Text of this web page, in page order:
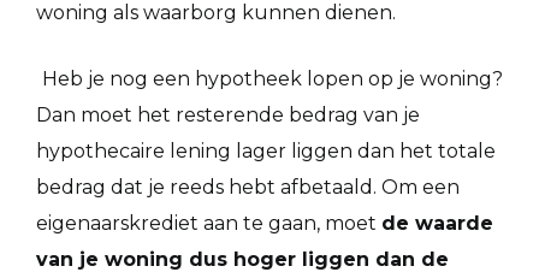
woning als waarborg kunnen dienen.
Heb je nog een hypotheek lopen op je woning?
Dan moet het resterende bedrag van je
hypothecaire lening lager liggen dan het totale
bedrag dat je reeds hebt afbetaald. Om een
eigenaarskrediet aan te gaan, moet de waarde
van je woning dus hoger liggen dan de